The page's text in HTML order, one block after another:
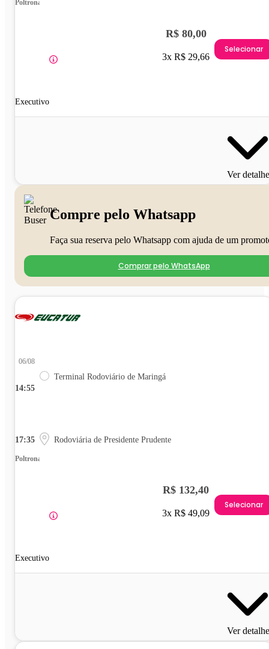
Poltrona
Executivo
R$ 80,00
3x R$ 29,66
Selecionar
Ver
Compre pelo Whatsapp
Faça sua reserva pelo Whatsapp com ajuda de um
Comprar pelo WhatsApp
14:55
06/08
Terminal Rodoviário de Maringá
17:35 Rodoviária de Presidente Prudente
Poltrona
Executivo
R$ 132,40
3x R$ 49,09
Selecionar
Ver